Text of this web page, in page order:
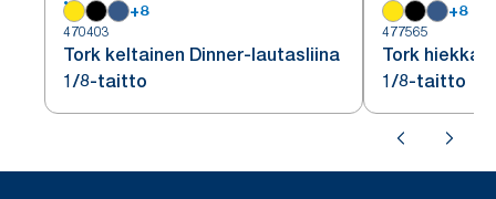
+8
470403
Tork keltainen Dinner-lautasliina
1/8-taitto
+8
477565
Tork hiekka
1/8-taitto